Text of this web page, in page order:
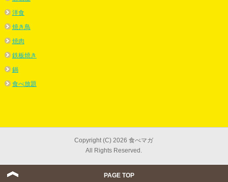
洋食
焼き鳥
焼肉
鉄板焼き
鍋
食べ放題
Copyright (C) 2026 食べマガ
All Rights Reserved.
PAGE TOP